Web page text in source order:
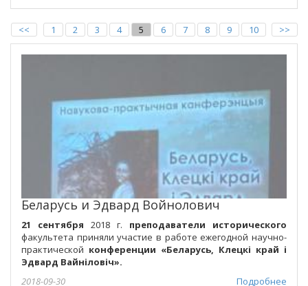
<< 1 2 3 4 5 6 7 8 9 10 >>
Беларусь и Эдвард Войнолович
21 сентября 2018 г. преподаватели исторического
факультета приняли участие в работе ежегодной научно-
практической конференции «Беларусь, Клецкі край і
Эдвард Вайніловіч».
Подробнее
2018-09-30